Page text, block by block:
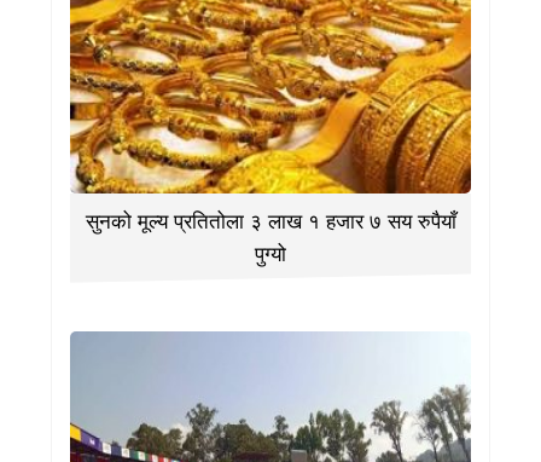
सुनको मूल्य प्रतितोला ३ लाख १ हजार ७ सय रुपैयाँ
पुग्यो